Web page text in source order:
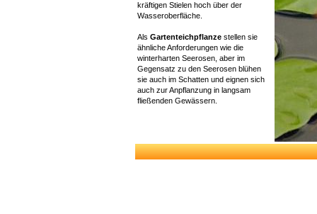
kräftigen Stielen hoch über der
Wasseroberfläche.
AlsGartenteichpflanze stellen sie
ähnliche Anforderungen wie die
winterharten Seerosen, aber im
Gegensatz zu den Seerosen blühen
sie auch im Schatten und eignen sich
auch zur Anpflanzung in langsam
fließenden Gewässern.